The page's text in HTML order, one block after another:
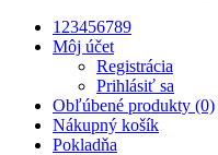
123456789
Môj účet
Registrácia
Prihlásiť sa
Obľúbené produkty (0)
Nákupný košík
Pokladňa